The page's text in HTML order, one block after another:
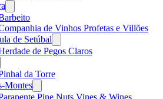
menu
de Vinhos Profetas e Villões
de Setúbal
menu
de Pegos Claros
da Torre
Montes
menu
Pine Nuts Vines & Wines